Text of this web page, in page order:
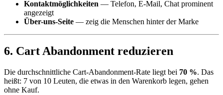
Kontaktmöglichkeiten — Telefon, E-Mail, Chat prominent
angezeigt
Über-uns-Seite — zeig die Menschen hinter der Marke
6. Cart Abandonment reduzieren
Die durchschnittliche Cart-Abandonment-Rate liegt bei 70 %. Das
heißt: 7 von 10 Leuten, die etwas in den Warenkorb legen, gehen
ohne Kauf.